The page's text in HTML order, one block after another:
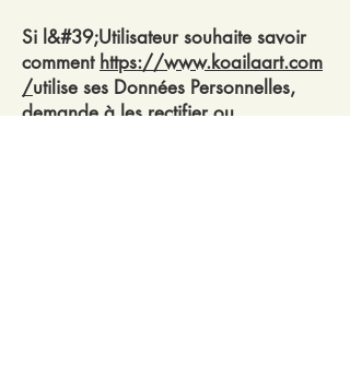
Si l&#39;Utilisateur souhaite savoir
comment https://www.koailaart.com
/utilise ses Données Personnelles,
demande à les rectifier ou